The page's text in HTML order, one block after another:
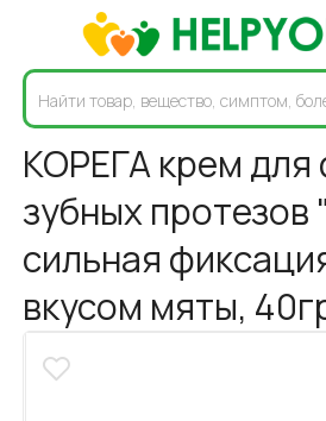
КОРЕГА крем для
зубных протезов
сильная
вкусом мяты,